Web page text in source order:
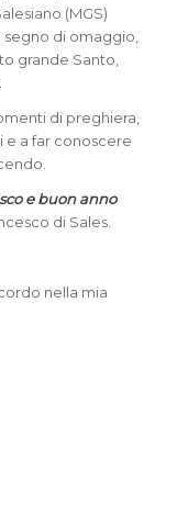
(MGS)
di omaggio,
grande Santo,
di preghiera,
e a far conoscere
e buon anno
di Sales.
nella mia